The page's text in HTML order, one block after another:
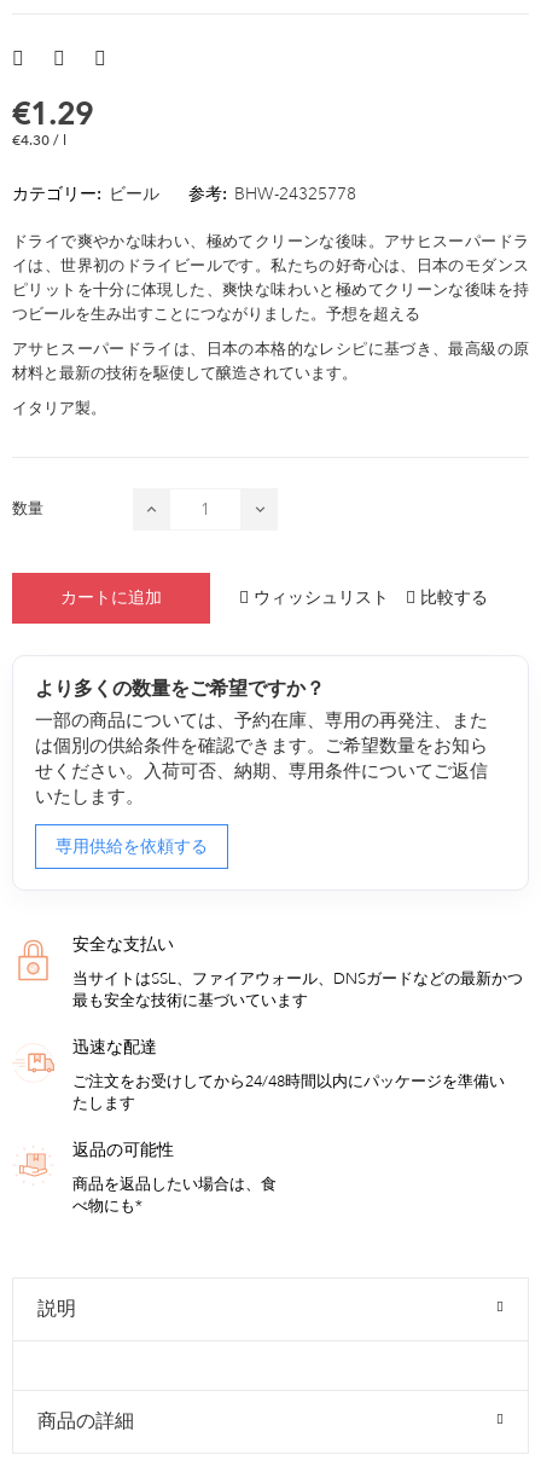
€1.29
€4.30 / l
カテゴリー: ビール 参考: BHW-24325778
ドライで爽やかな味わい、極めてクリーンな後味。アサヒスーパードラ
イは、世界初のドライビールです。私たちの好奇心は、日本のモダンス
ピリットを十分に体現した、爽快な味わいと極めてクリーンな後味を持
つビールを生み出すことにつながりました。予想を超える
アサヒスーパードライは、日本の本格的なレシピに基づき、最高級の原
材料と最新の技術を駆使して醸造されています。
イタリア製。
数量
カートに追加 ウィッシュリスト 比較する
より多くの数量をご希望ですか？
一部の商品については、予約在庫、専用の再発注、また
は個別の供給条件を確認できます。ご希望数量をお知ら
せください。入荷可否、納期、専用条件についてご返信
いたします。
専用供給を依頼する
安全な支払い
当サイトはSSL、ファイアウォール、DNSガードなどの最新かつ
最も安全な技術に基づいています
迅速な配達
ご注文をお受けしてから24/48時間以内にパッケージを準備い
たします
返品の可能性
商品を返品したい場合は、食
べ物にも*
説明
商品の詳細